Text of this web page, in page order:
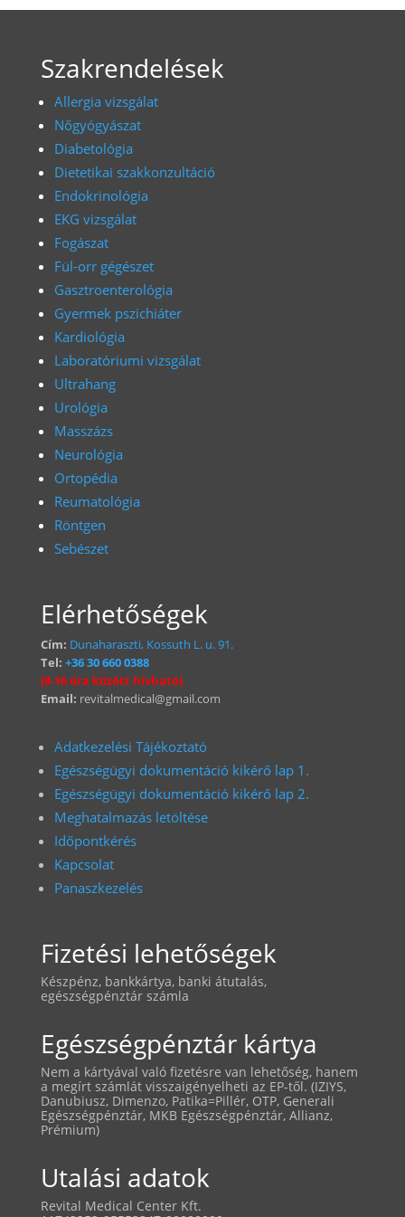
Szakrendelések
Allergia vizsgálat
Nőgyógyászat
Diabetológia
Dietetikai szakkonzultáció
Endokrinológia
EKG vizsgálat
Fogászat
Fül-orr gégészet
Gasztroenterológia
Gyermek pszichiáter
Kardiológia
Laboratóriumi vizsgálat
Ultrahang
Urológia
Masszázs
Neurológia
Ortopédia
Reumatológia
Röntgen
Sebészet
Elérhetőségek
Cím: Dunaharaszti, Kossuth L. u. 91.
Tel: +36 30 660 0388
(8-16 óra között hívható)
Email: revitalmedical@gmail.com
Adatkezelési Tájékoztató
Egészségügyi dokumentáció kikérő lap 1.
Egészségügyi dokumentáció kikérő lap 2.
Meghatalmazás letöltése
Időpontkérés
Kapcsolat
Panaszkezelés
Fizetési lehetőségek
Készpénz, bankkártya, banki átutalás,
egészségpénztár számla
Egészségpénztár kártya
Nem a kártyával való fizetésre van lehetőség, hanem
a megírt számlát visszaigényelheti az EP-től. (IZIYS,
Danubiusz, Dimenzo, Patika=Pillér, OTP, Generali
Egészségpénztár, MKB Egészségpénztár, Allianz,
Prémium)
Utalási adatok
Revital Medical Center Kft.